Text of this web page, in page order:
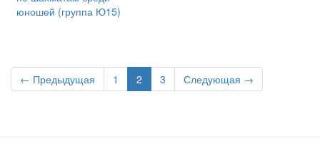
юношей (группа Ю15)
← Предыдущая 1 2 3 Следующая →